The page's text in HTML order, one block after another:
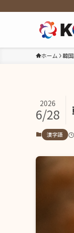
ホーム 韓
2026
6/28
漢字語